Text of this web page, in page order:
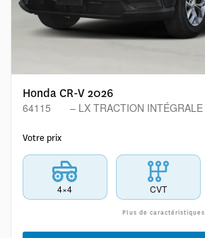
Honda CR-V 2026
64115 – LX TRACTION INTÉGRALE
Votre prix
4×4 CVT
Plus de caractéristiques